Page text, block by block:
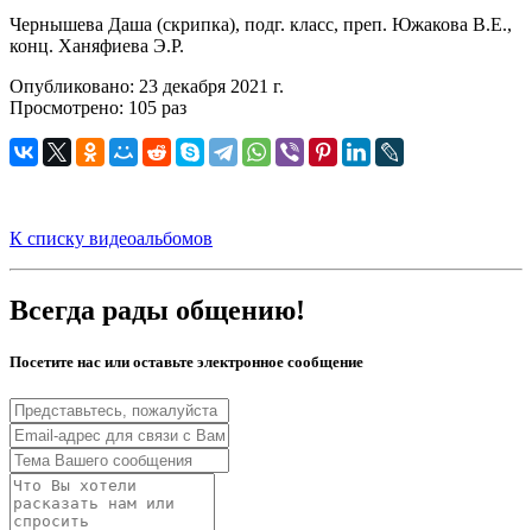
Чернышева Даша (скрипка), подг. класс, преп. Южакова В.Е.,
конц. Ханяфиева Э.Р.
Опубликовано: 23 декабря 2021 г.
Просмотрено: 105 раз
К списку видеоальбомов
Всегда рады общению!
Посетите нас или оставьте электронное сообщение